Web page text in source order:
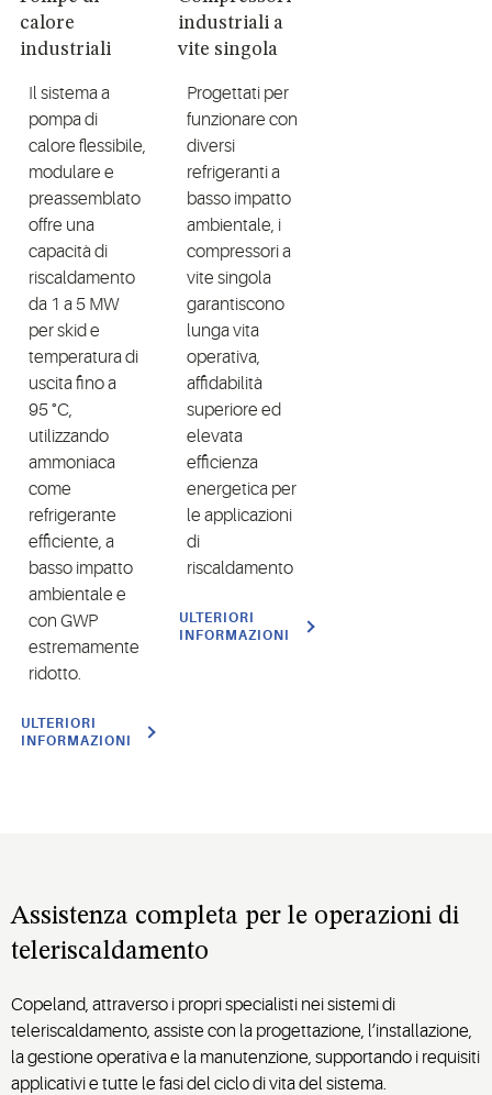
calore
industriali
Il sistema a
pompa di
calore flessibile,
modulare e
preassemblato
offre una
capacità di
riscaldamento
da 1 a 5 MW
per skid e
temperatura di
uscita fino a
95 °C,
utilizzando
ammoniaca
come
refrigerante
efficiente, a
basso impatto
ambientale e
con GWP
estremamente
ridotto.
ULTERIORI
INFORMAZIONI
industriali a
vite singola
Progettati per
funzionare con
diversi
refrigeranti a
basso impatto
ambientale, i
compressori a
vite singola
garantiscono
lunga vita
operativa,
affidabilità
superiore ed
elevata
efficienza
energetica per
le applicazioni
di
riscaldamento
ULTERIORI
INFORMAZIONI
Assistenza completa per le operazioni di
teleriscaldamento
Copeland, attraverso i propri specialisti nei sistemi di
teleriscaldamento, assiste con la progettazione, l’installazione,
la gestione operativa e la manutenzione, supportando i requisiti
applicativi e tutte le fasi del ciclo di vita del sistema.